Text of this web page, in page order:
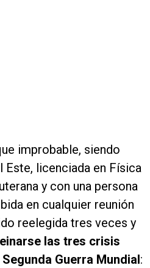
improbable, siendo
Este, licenciada en Física
y con una persona
en cualquier reunión
reelegida tres veces y
las tres crisis
Guerra Mundial: